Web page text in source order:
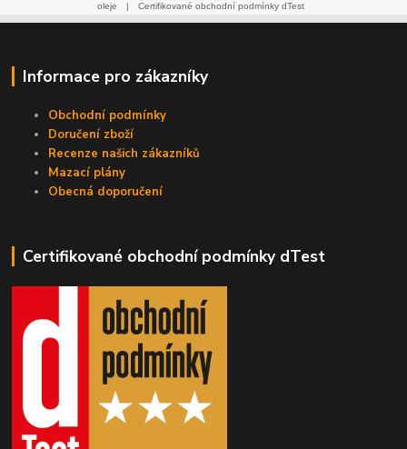
oleje
| Certifikované obchodní podmínky dTest
Informace pro zákazníky
Obchodní podmínky
Doručení zboží
Recenze našich zákazníků
Mazací plány
Obecná doporučení
Certifikované obchodní podmínky dTest